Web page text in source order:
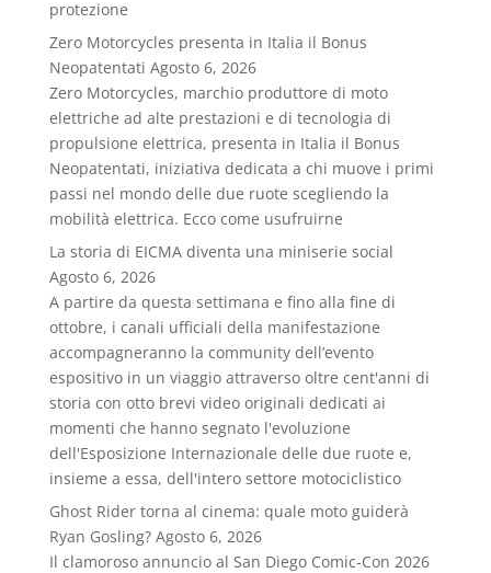
protezione
Zero Motorcycles presenta in Italia il Bonus
Neopatentati Agosto 6, 2026
Zero Motorcycles, marchio produttore di moto
elettriche ad alte prestazioni e di tecnologia di
propulsione elettrica, presenta in Italia il Bonus
Neopatentati, iniziativa dedicata a chi muove i primi
passi nel mondo delle due ruote scegliendo la
mobilità elettrica. Ecco come usufruirne
La storia di EICMA diventa una miniserie social
Agosto 6, 2026
A partire da questa settimana e fino alla fine di
ottobre, i canali ufficiali della manifestazione
accompagneranno la community dell’evento
espositivo in un viaggio attraverso oltre cent'anni di
storia con otto brevi video originali dedicati ai
momenti che hanno segnato l'evoluzione
dell'Esposizione Internazionale delle due ruote e,
insieme a essa, dell'intero settore motociclistico
Ghost Rider torna al cinema: quale moto guiderà
Ryan Gosling? Agosto 6, 2026
Il clamoroso annuncio al San Diego Comic-Con 2026